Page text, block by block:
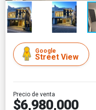
Google
Street View
Precio de venta
$6,980,000